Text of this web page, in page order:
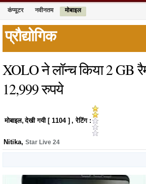
कंप्यूटर नवीनतम मोबाइल
प्रौद्योगिक
XOLO ने लॉन्च किया 2 GB
12,999 रुपये
मोबाइल, देखी गयी [ 1104] , रेटिंग :
Nitika, Star Live 24